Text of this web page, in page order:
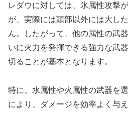
レダウに対しては、氷属性攻撃
が、実際には頭部以外には大し
ん。したがって、他の属性の武
いに火力を発揮できる強力な武
切ることが基本となります。
特に、水属性や火属性の武器を
により、ダメージを効率よく与